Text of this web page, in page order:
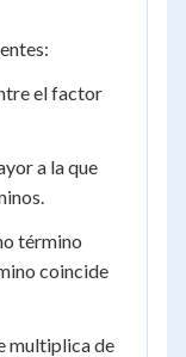
el factor
a la que
término
coincide
multiplica de